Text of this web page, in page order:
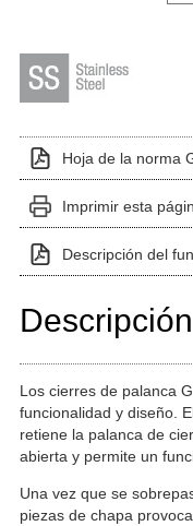
Hoja de la norma
Imprimir esta
Descripción del
Los cierres de palanca
funcionalidad y diseño.
retiene la palanca de
abierta y permite un
Una vez que se
piezas de chapa